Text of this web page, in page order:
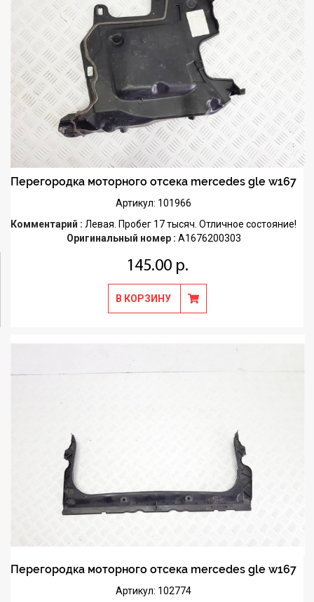
Перегородка моторного отсека mercedes gle w167
Артикул: 101966
Комментарий : Левая. Пробег 17 тысяч. Отличное состояние!
Оригинальный номер : A1676200303
145.00 р.
В КОРЗИНУ
Перегородка моторного отсека mercedes gle w167
Артикул: 102774